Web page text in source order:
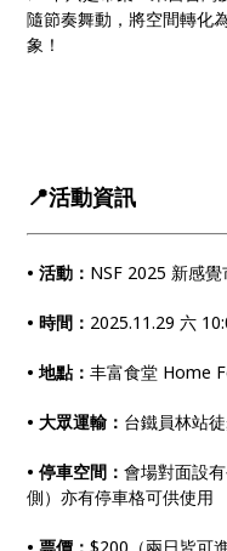
隨節奏舞動，將空間轉化
象！
📍活動資訊
• 活動： NSF 2025 新感覺
• 時間： 2025.11.29 六
• 地點：丰富食堂 Home
• 大眾運輸： 台鐵員林站
• 停車空間：會場對面設
側）亦有停車格可供使用